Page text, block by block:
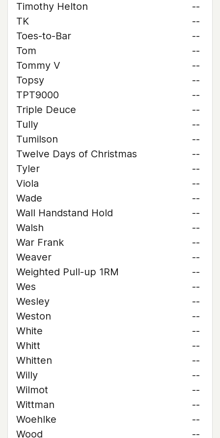
Timothy Helton
--
TK
--
Toes-to-Bar
--
Tom
--
Tommy V
--
Topsy
--
TPT9000
--
Triple Deuce
--
Tully
--
Tumilson
--
Twelve Days of Christmas
--
Tyler
--
Viola
--
Wade
--
Wall Handstand Hold
--
Walsh
--
War Frank
--
Weaver
--
Weighted Pull-up 1RM
--
Wes
--
Wesley
--
Weston
--
White
--
Whitt
--
Whitten
--
Willy
--
Wilmot
--
Wittman
--
Woehlke
--
Wood
--